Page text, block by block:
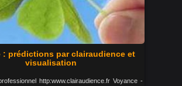
: prédictions par clairaudience et
visualisation
http:www.clairaudience.fr Voyance -